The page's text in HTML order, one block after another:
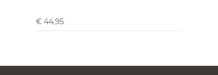
de
€ 44,95